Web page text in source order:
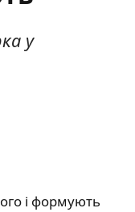
у
і формують